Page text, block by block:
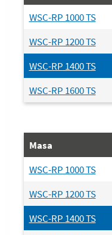
WSC-RP 1000 TS
WSC-RP 1200 TS
WSC-RP 1400 TS
WSC-RP 1600 TS
Masa
WSC-RP 1000 TS
WSC-RP 1200 TS
WSC-RP 1400 TS